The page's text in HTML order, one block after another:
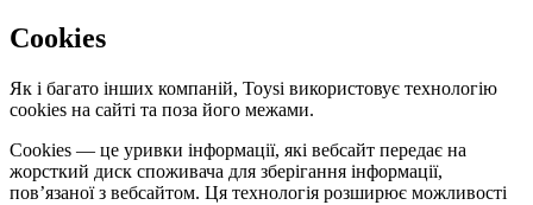
Cookies
Як і багато інших компаній, Toysi використовує технологію
cookies на сайті та поза його межами.
Cookies — це уривки інформації, які вебсайт передає на
жорсткий диск споживача для зберігання інформації,
пов’язаної з вебсайтом. Ця технологія розширює можливості